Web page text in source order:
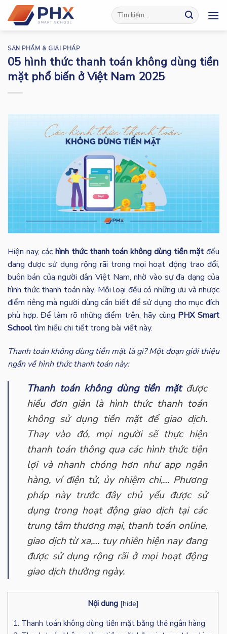
Skip
content
SẢN PHẨM & GIẢI PHÁP
05 hình thức thanh toán không dùng tiền
mặt phổ biến ở Việt Nam 2025
Hiện nay,các hình thức thanh toán không dùng tiền mặt đếu
đang được sử dụng rộng rãi trong mọi hoạt động trao đổi,
buôn bán của người dân Việt Nam, nhờ vào sự đa dạng của
hình thức thanh toán này. Mỗi loại đều có những ưu và nhược
điểm riêng mà người dùng cần biết để sử dụng cho mục đích
phù hợp. Để làm rõ những điểm trên, hãy cùng PHX Smart
School tìm hiểu chi tiết trong bài viết này.
Thanh toán không dùng tiền mặt là gì? Một đoạn giới thiệu
ngắn về hình thức thanh toán này:
Thanh toán không dùng tiền mặtđược
hiểu đơn giản là hình thức thanh toán
không sử dụng tiền mặt để giao dịch.
Thay vào đó, mọi người sẽ thực hiện
thanh toán thông qua các hình thức tiện
lợi và nhanh chóng hơn như app ngân
hàng, ví điện tử, ủy nhiệm chi,… Phương
pháp này trước đây chủ yếu được sử
dụng trong hoạt động giao dịch tại các
trung tâm thương mại, thanh toán online,
giao dịch từ xa,… tuy nhiên hiện nay đang
được sử dụng rộng rãi ở mọi hoạt động
giao dịch thường ngày.
Nội dung [hide]
1. Thanh toán không dùng tiền mặt bằng thẻ ngân hàng